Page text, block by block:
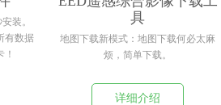
装。
有数据
具
地图下载新模式：地图下载何必太麻
烦，简单下载。
详细介绍